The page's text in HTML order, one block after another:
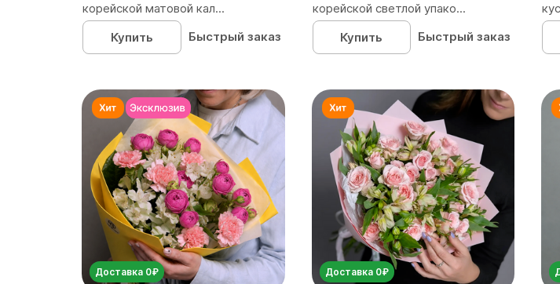
корейской матовой кал...
Купить
Быстрый заказ
корейской светлой упако...
Купить
Быстрый заказ
Доставка 0₽ Доставка 0₽